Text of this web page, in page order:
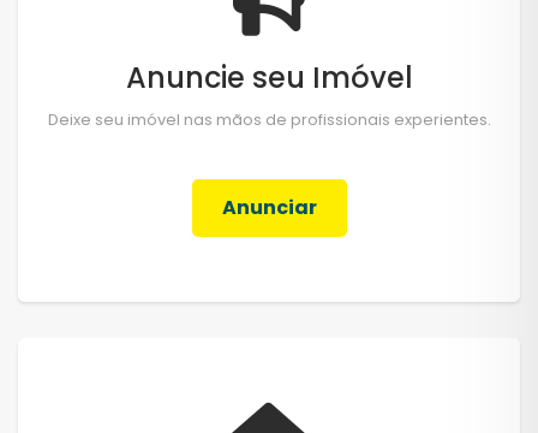
Anuncie seu Imóvel
Deixe seu imóvel nas mãos de profissionais experientes.
Anunciar